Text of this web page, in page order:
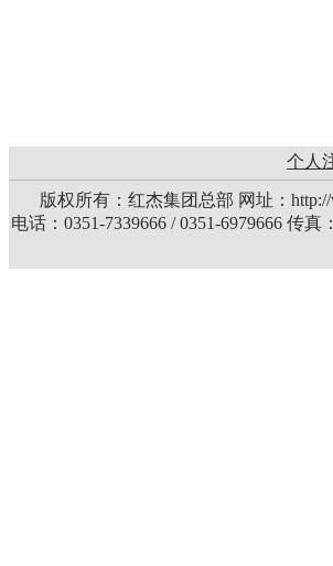
个人
版权所有：红杰集团总部 网址：
电话：0351-7339666 / 0351-6979666 传